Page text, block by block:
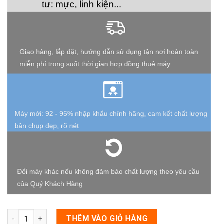
tư: mực, linh kiện...
Giao hàng, lắp đặt, hướng dẫn sử dụng tận nơi hoàn toàn
miễn phí trong suốt thời gian hợp đồng thuê máy
Máy mới: 92 - 95% nhập khẩu chính hãng, cam kết chất lượng
bản chụp đẹp, rõ nét
Đổi máy khác nếu không đảm bảo chất lượng theo yêu cầu
của Quý Khách Hàng
Số lượng THÊM VÀO GIỎ HÀNG